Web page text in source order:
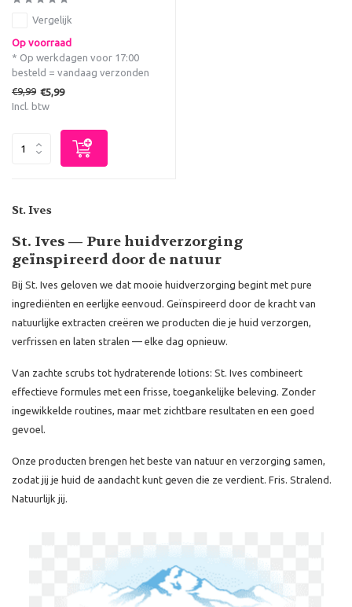
Vergelijk
Op voorraad
* Op werkdagen voor 17:00
besteld = vandaag verzonden
€9,99 €5,99
Incl. btw
St. Ives
St. Ives — Pure huidverzorging
geïnspireerd door de natuur
Bij St. Ives geloven we dat mooie huidverzorging begint met pure
ingrediënten en eerlijke eenvoud. Geïnspireerd door de kracht van
natuurlijke extracten creëren we producten die je huid verzorgen,
verfrissen en laten stralen — elke dag opnieuw.
Van zachte scrubs tot hydraterende lotions: St. Ives combineert
effectieve formules met een frisse, toegankelijke beleving. Zonder
ingewikkelde routines, maar met zichtbare resultaten en een goed
gevoel.
Onze producten brengen het beste van natuur en verzorging samen,
zodat jij je huid de aandacht kunt geven die ze verdient. Fris. Stralend.
Natuurlijk jij.